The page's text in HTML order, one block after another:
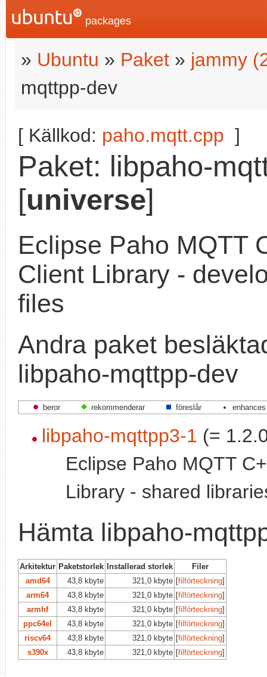
packages
» Ubuntu » Paket » jammy
mqttpp-dev
[ Källkod: paho.mqtt.cpp ]
Paket: libpaho-
[universe]
Eclipse Paho MQTT
Client Library -
files
Andra paket
libpaho-mqttpp-dev
beror rekommenderar föreslår enhances
libpaho-mqttpp3-1 (=
Eclipse Paho MQTT
Library - shared
Hämta libpaho-
Arkitektur Paketstorlek Installerad storlek
Filer
amd64
43,8 kbyte 321,0 kbyte [filförteckning]
arm64
43,8 kbyte 321,0 kbyte [filförteckning]
armhf
43,8 kbyte 321,0 kbyte [filförteckning]
ppc64el
43,8 kbyte 321,0 kbyte [filförteckning]
riscv64
43,8 kbyte 321,0 kbyte [filförteckning]
s390x
43,8 kbyte 321,0 kbyte [filförteckning]